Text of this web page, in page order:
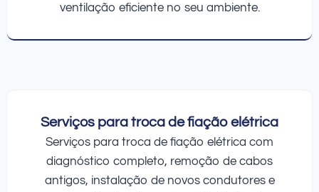
ventilação eficiente no seu ambiente.
Serviços para troca de fiação elétrica
Serviços para troca de fiação elétrica com
diagnóstico completo, remoção de cabos
antigos, instalação de novos condutores e